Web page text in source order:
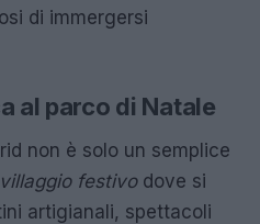
di immergersi
al parco di Natale
non è solo un semplice
festivodove si
artigianali, spettacoli